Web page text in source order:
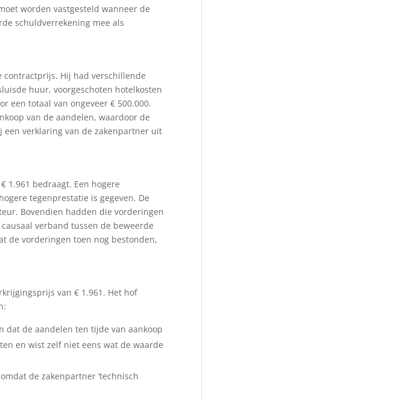
worden vastgesteld wanneer de
schuldverrekening mee als
Hij had verschillende
huur, voorgeschoten hotelkosten
een totaal van ongeveer € 500.000.
van de aandelen, waardoor de
verklaring van de zakenpartner uit
1.961 bedraagt. Een hogere
tegenprestatie is gegeven. De
Bovendien hadden die vorderingen
verband tussen de beweerde
de vorderingen toen nog bestonden,
van € 1.961. Het hof
dat de aandelen ten tijde van aankoop
en wist zelf niet eens wat de waarde
de zakenpartner ‘technisch